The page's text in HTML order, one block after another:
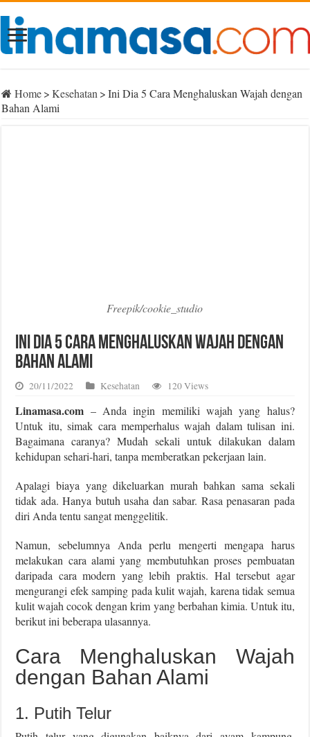
Home> Kesehatan > Ini Dia 5 Cara Menghaluskan Wajah dengan
Bahan Alami
Freepik/cookie_studio
Ini Dia 5 Cara Menghaluskan Wajah dengan
Bahan Alami
20/11/2022 Kesehatan 120 Views
Linamasa.com – Anda ingin memiliki wajah yang halus?
Untuk itu, simak cara memperhalus wajah dalam tulisan ini.
Bagaimana caranya? Mudah sekali untuk dilakukan dalam
kehidupan sehari-hari, tanpa memberatkan pekerjaan lain.
Apalagi biaya yang dikeluarkan murah bahkan sama sekali
tidak ada. Hanya butuh usaha dan sabar. Rasa penasaran pada
diri Anda tentu sangat menggelitik.
Namun, sebelumnya Anda perlu mengerti mengapa harus
melakukan cara alami yang membutuhkan proses pembuatan
daripada cara modern yang lebih praktis. Hal tersebut agar
mengurangi efek samping pada kulit wajah, karena tidak semua
kulit wajah cocok dengan krim yang berbahan kimia. Untuk itu,
berikut ini beberapa ulasannya.
Cara Menghaluskan Wajah
dengan Bahan Alami
1. Putih Telur